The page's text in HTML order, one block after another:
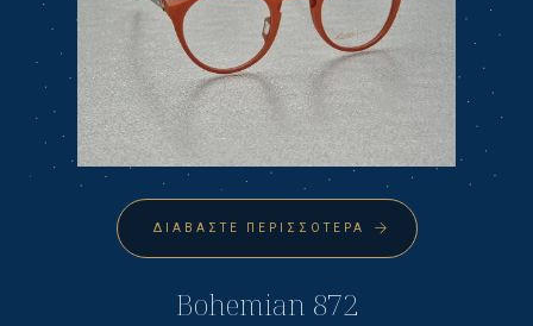
ΔΙΑΒΆΣΤΕ ΠΕΡΙΣΣΌΤΕΡΑ
Bohemian 872